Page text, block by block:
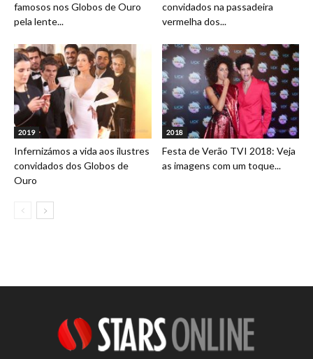
famosos nos Globos de Ouro
pela lente...
convidados na passadeira
vermelha dos...
2019
Infernizámos a vida aos ilustres
convidados dos Globos de
Ouro
2018
Festa de Verão TVI 2018: Veja
as imagens com um toque...